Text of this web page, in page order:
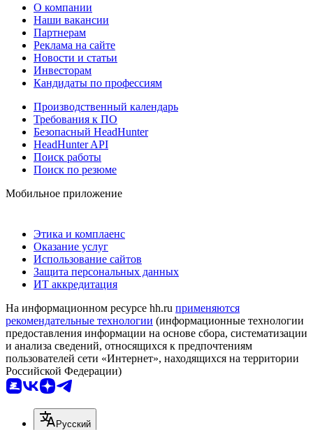
О компании
Наши вакансии
Партнерам
Реклама на сайте
Новости и статьи
Инвесторам
Кандидаты по профессиям
Производственный календарь
Требования к ПО
Безопасный HeadHunter
HeadHunter API
Поиск работы
Поиск по резюме
Мобильное приложение
Этика и комплаенс
Оказание услуг
Использование сайтов
Защита персональных данных
ИТ аккредитация
На информационном ресурсе hh.ru применяются
рекомендательные технологии (информационные технологии
предоставления информации на основе сбора, систематизации
и анализа сведений, относящихся к предпочтениям
пользователей сети «Интернет», находящихся на территории
Российской Федерации)
Русский